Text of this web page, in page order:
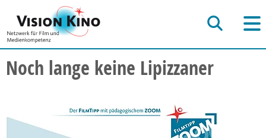
Noch lange keine Lipizzaner